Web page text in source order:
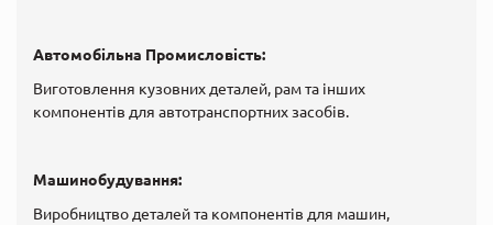
Автомобільна Промисловість:
Виготовлення кузовних деталей, рам та інших
компонентів для автотранспортних засобів.
Машинобудування:
Виробництво деталей та компонентів для машин,